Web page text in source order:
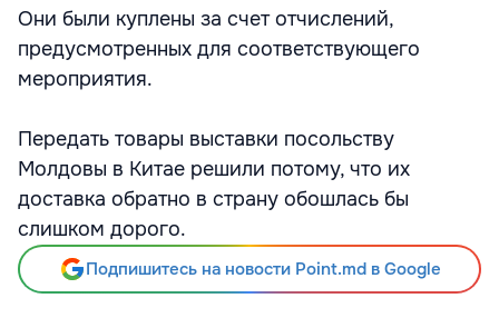
Они были куплены за счет отчислений,
предусмотренных для соответствующего
мероприятия.
Передать товары выставки посольству
Молдовы в Китае решили потому, что их
доставка обратно в страну обошлась бы
слишком дорого.
Подпишитесь на новости Point.md в Google